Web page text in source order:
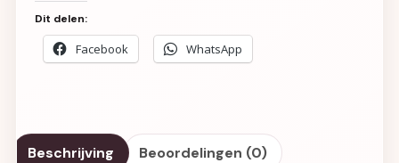
Dit delen:
Facebook WhatsApp
Beschrijving Beoordelingen (0)